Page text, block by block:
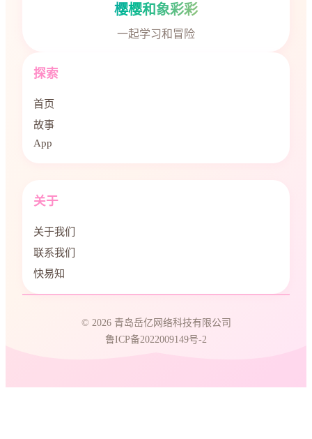
樱樱和象彩彩
一起学习和冒险
探索
首页
故事
App
关于
关于我们
联系我们
快易知
© 2026 青岛岳亿网络科技有限公司
鲁ICP备2022009149号-2